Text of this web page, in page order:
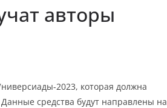
авторы
2023, которая должна
средства будут направлены на